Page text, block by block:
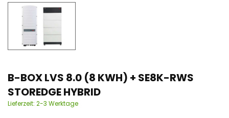
B-BOX LVS 8.0 (8 KWH) + SE8K-RWS
STOREDGE HYBRID
Lieferzeit: 2-3 Werktage